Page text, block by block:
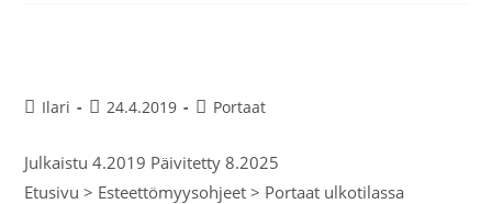
Ilari 24.4.2019 Portaat
Julkaistu 4.2019 Päivitetty 8.2025
Etusivu > Esteettömyysohjeet > Portaat ulkotilassa